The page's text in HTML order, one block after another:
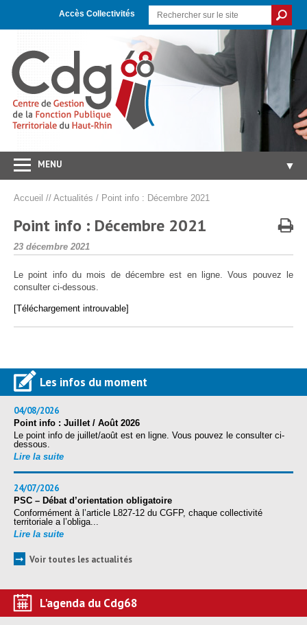
navigation
Accès Collectivités
MENU ▼
▼
Carrières/RH
Protection sociale
Archivistes
Accueil // Actualités / Point info : Décembre 2021
Point info : Décembre 2021
Publié
le
23 décembre 2021
Le point info du mois de décembre est en ligne. Vous pouvez le
consulter ci-dessous.
[Téléchargement introuvable]
Les infos du moment
04/08/2026
Point info : Juillet / Août 2026
Le point info de juillet/août est en ligne. Vous pouvez le consulter ci-
dessous.
Lire la suite
24/07/2026
PSC – Débat d’orientation obligatoire
Conformément à l’article L827-12 du CGFP, chaque collectivité
territoriale a l’obliga...
Lire la suite
➞ Voir toutes les actualités
L'agenda du Cdg68